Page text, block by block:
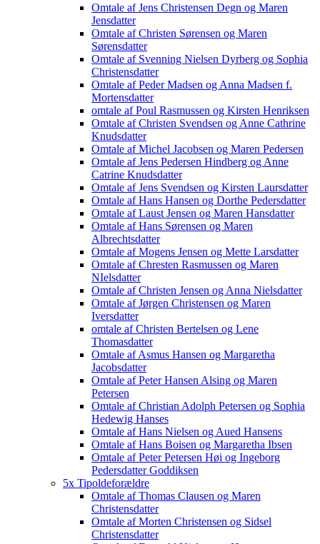
Omtale af Jens Christensen Degn og Maren
Jensdatter
Omtale af Christen Sørensen og Maren
Sørensdatter
Omtale af Svenning Nielsen Dyrberg og Sophia
Christensdatter
Omtale af Peder Madsen og Anna Madsen f.
Mortensdatter
omtale af Poul Rasmussen og Kirsten Henriksen
Omtale af Christen Svendsen og Anne Cathrine
Knudsdatter
Omtale af Michel Jacobsen og Maren Pedersen
Omtale af Jens Pedersen Hindberg og Anne
Catrine Knudsdatter
Omtale af Jens Svendsen og Kirsten Laursdatter
Omtale af Hans Hansen og Dorthe Pedersdatter
Omtale af Laust Jensen og Maren Hansdatter
Omtale af Hans Sørensen og Maren
Albrechtsdatter
Omtale af Mogens Jensen og Mette Larsdatter
Omtale af Chresten Rasmussen og Maren
NIelsdatter
Omtale af Christen Jensen og Anna Nielsdatter
Omtale af Jørgen Christensen og Maren
Iversdatter
omtale af Christen Bertelsen og Lene
Thomasdatter
Omtale af Asmus Hansen og Margaretha
Jacobsdatter
Omtale af Peter Hansen Alsing og Maren
Petersen
Omtale af Christian Adolph Petersen og Sophia
Hedewig Hanses
Omtale af Hans Nielsen og Aued Hansens
Omtale af Hans Boisen og Margaretha Ibsen
Omtale af Peter Petersen Høi og Ingeborg
Pedersdatter Goddiksen
5x Tipoldeforældre
Omtale af Thomas Clausen og Maren
Christensdatter
Omtale af Morten Christensen og Sidsel
Christensdatter